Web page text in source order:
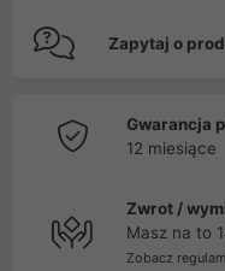
Zapytaj o
Gwarancja
12 miesiące
Zwrot /
Masz na to
Zobacz